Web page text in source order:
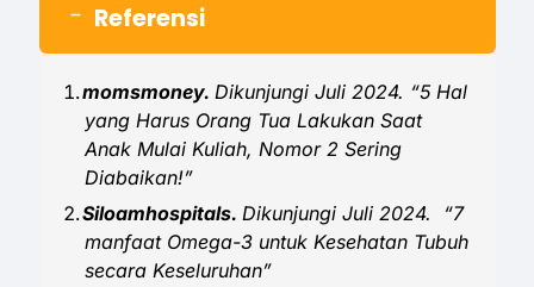
Referensi
momsmoney. Dikunjungi Juli 2024. “5 Hal
yang Harus Orang Tua Lakukan Saat
Anak Mulai Kuliah, Nomor 2 Sering
Diabaikan!”
Siloamhospitals. Dikunjungi Juli 2024. “7
manfaat Omega-3 untuk Kesehatan Tubuh
secara Keseluruhan”